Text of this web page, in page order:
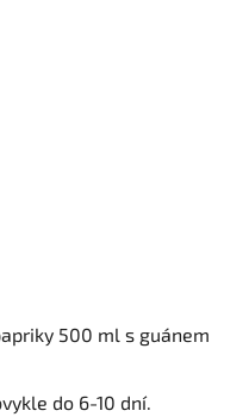
500 ml s guánem
do 6-10 dní.